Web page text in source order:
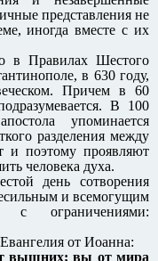
представления не
иногда вместе с их
в Правилах Шестого
в 630 году,
Причем в 60
В 100
упоминается
разделения между
и поэтому проявляют
человека духа.
день сотворения
и всемогущим
с ограничениями:
от Иоанна:
вышних; вы от мира